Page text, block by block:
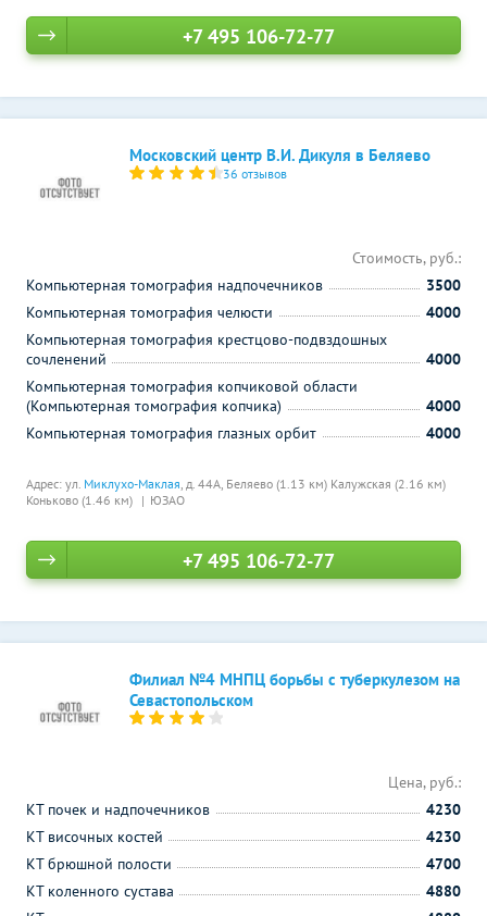
+7 495 106-72-77
Московский центр В.И. Дикуля в Беляево
36 отзывов
Адрес: ул. Миклухо-Маклая, д. 44А, Беляево (1.13 км) Калужская (2.16 км)
Коньково (1.46 км)
ЮЗАО
Стоимость, руб.:
Компьютерная томография надпочечников
3500
Компьютерная томография челюсти
4000
Компьютерная томография крестцово-подвздошных
сочленений
4000
Компьютерная томография копчиковой области
(Компьютерная томография копчика)
4000
Компьютерная томография глазных орбит
4000
+7 495 106-72-77
Филиал №4 МНПЦ борьбы с туберкулезом на
Севастопольском
Цена, руб.:
КТ почек и надпочечников
4230
КТ височных костей
4230
КТ брюшной полости
4700
КТ коленного сустава
4880